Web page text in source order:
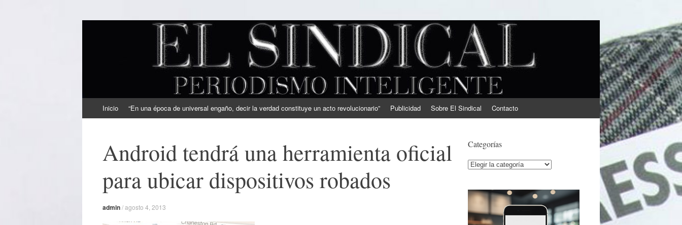
EL SINDICAL
Periodismo Inteligente
al
Inicio “En una época de universal engaño, decir la verdad constituye un acto revolucionario” Publicidad Sobre El Sindical Contacto
Android tendrá una herramienta oficial
para ubicar dispositivos robados
admin/agosto 4, 2013
Categorías
Categorías